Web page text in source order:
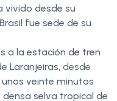
vivido desde su
fue sede de su
a la estación de tren
Laranjeiras, desde
veinte minutos
selva tropical de